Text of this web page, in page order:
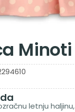
Minoti
letnju